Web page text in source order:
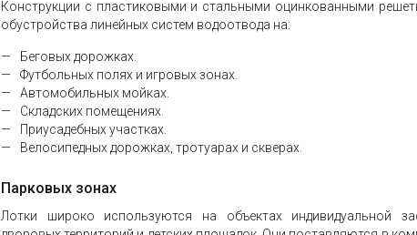
Конструкции с пластиковыми и стальными оцинкованными
обустройства линейных систем водоотвода на:
Беговых дорожках.
Футбольных полях и игровых зонах.
Автомобильных мойках.
Складских помещениях.
Приусадебных участках.
Велосипедных дорожках, тротуарах и скверах.
Парковых зонах
Лотки широко используются на объектах индивидуальной